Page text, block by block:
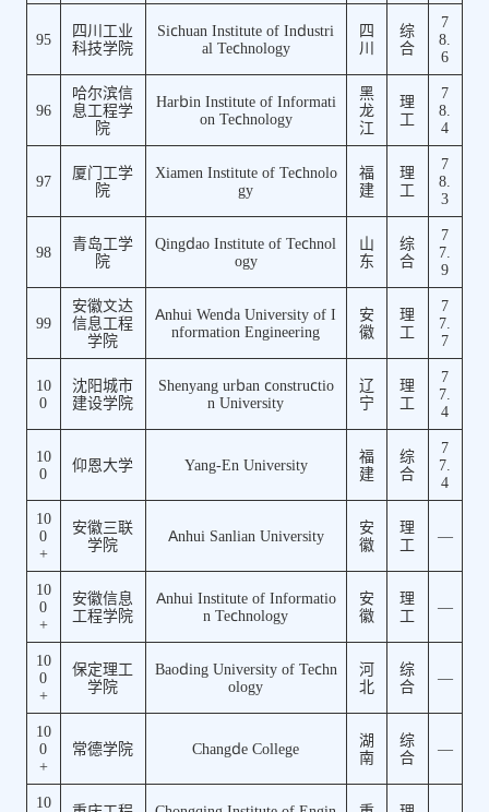
95
四川工业
科技学院
Sichuan Institute of Industri
al Technology
四
川
综
合
7
8.
6
96
哈尔滨信
息工程学
院
Harbin Institute of Informati
on Technology
黑
龙
江
理
工
7
8.
4
97
厦门工学
院
Xiamen Institute of Technolo
gy
福
建
理
工
7
8.
3
98
青岛工学
院
Qingdao Institute of Technol
ogy
山
东
综
合
7
7.
9
99
安徽文达
信息工程
学院
Anhui Wenda University of I
nformation Engineering
安
徽
理
工
7
7.
7
10
0
沈阳城市
建设学院
Shenyang urban constructio
n University
辽
宁
理
工
7
7.
4
10
0
仰恩大学 Yang-En University
福
建
综
合
7
7.
4
10
0
+
安徽三联
学院
Anhui Sanlian University
安
徽
理
工
—
10
0
+
安徽信息
工程学院
Anhui Institute of Informatio
n Technology
安
徽
理
工
—
10
0
+
保定理工
学院
Baoding University of Techn
ology
河
北
综
合
—
10
0
+
常德学院 Changde College
湖
南
综
合
—
10